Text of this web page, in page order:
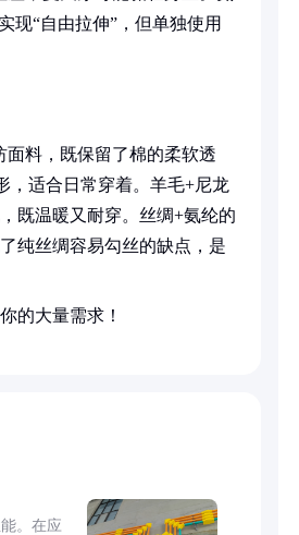
现“自由拉伸”，但单独使用
面料，既保留了棉的柔软透
，适合日常穿着。羊毛+尼龙
既温暖又耐穿。丝绸+氨纶的
纯丝绸容易勾丝的缺点，是
的大量需求！
。在应